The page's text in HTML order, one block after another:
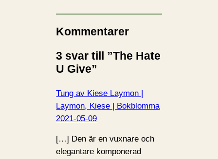
Kommentarer
3 svar till ”The Hate
U Give”
Tung av Kiese Laymon |
Laymon, Kiese | Bokblomma
2021-05-09
[…] Den är en vuxnare och
elegantare komponerad